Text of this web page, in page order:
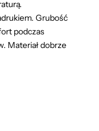
Grubość
podczas
Materiał dobrze